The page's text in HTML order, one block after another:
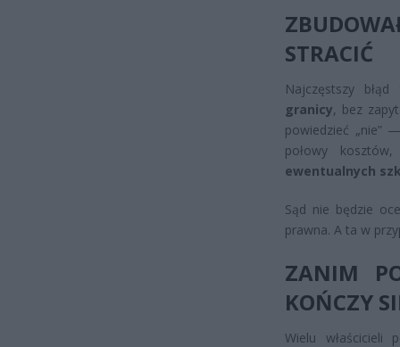
STRACIĆ
Najczęstszy
granicy, bez
powiedzieć „nie”
połowy
ewentualnych
Sąd nie będzie
prawna. A ta w
ZANIM
KOŃCZY
Wielu właścicieli